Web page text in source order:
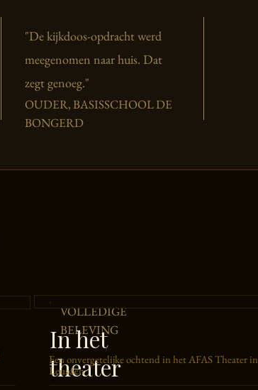
"De kijkdoos-opdracht werd
meegenomen naar huis. Dat
zegt genoeg."
OUDER, BASISSCHOOL DE
BONGERD
VOLLEDIGE
BELEVING
In het
theater
Een onvergetelijke ochtend in het AFAS Theater in
Leusden